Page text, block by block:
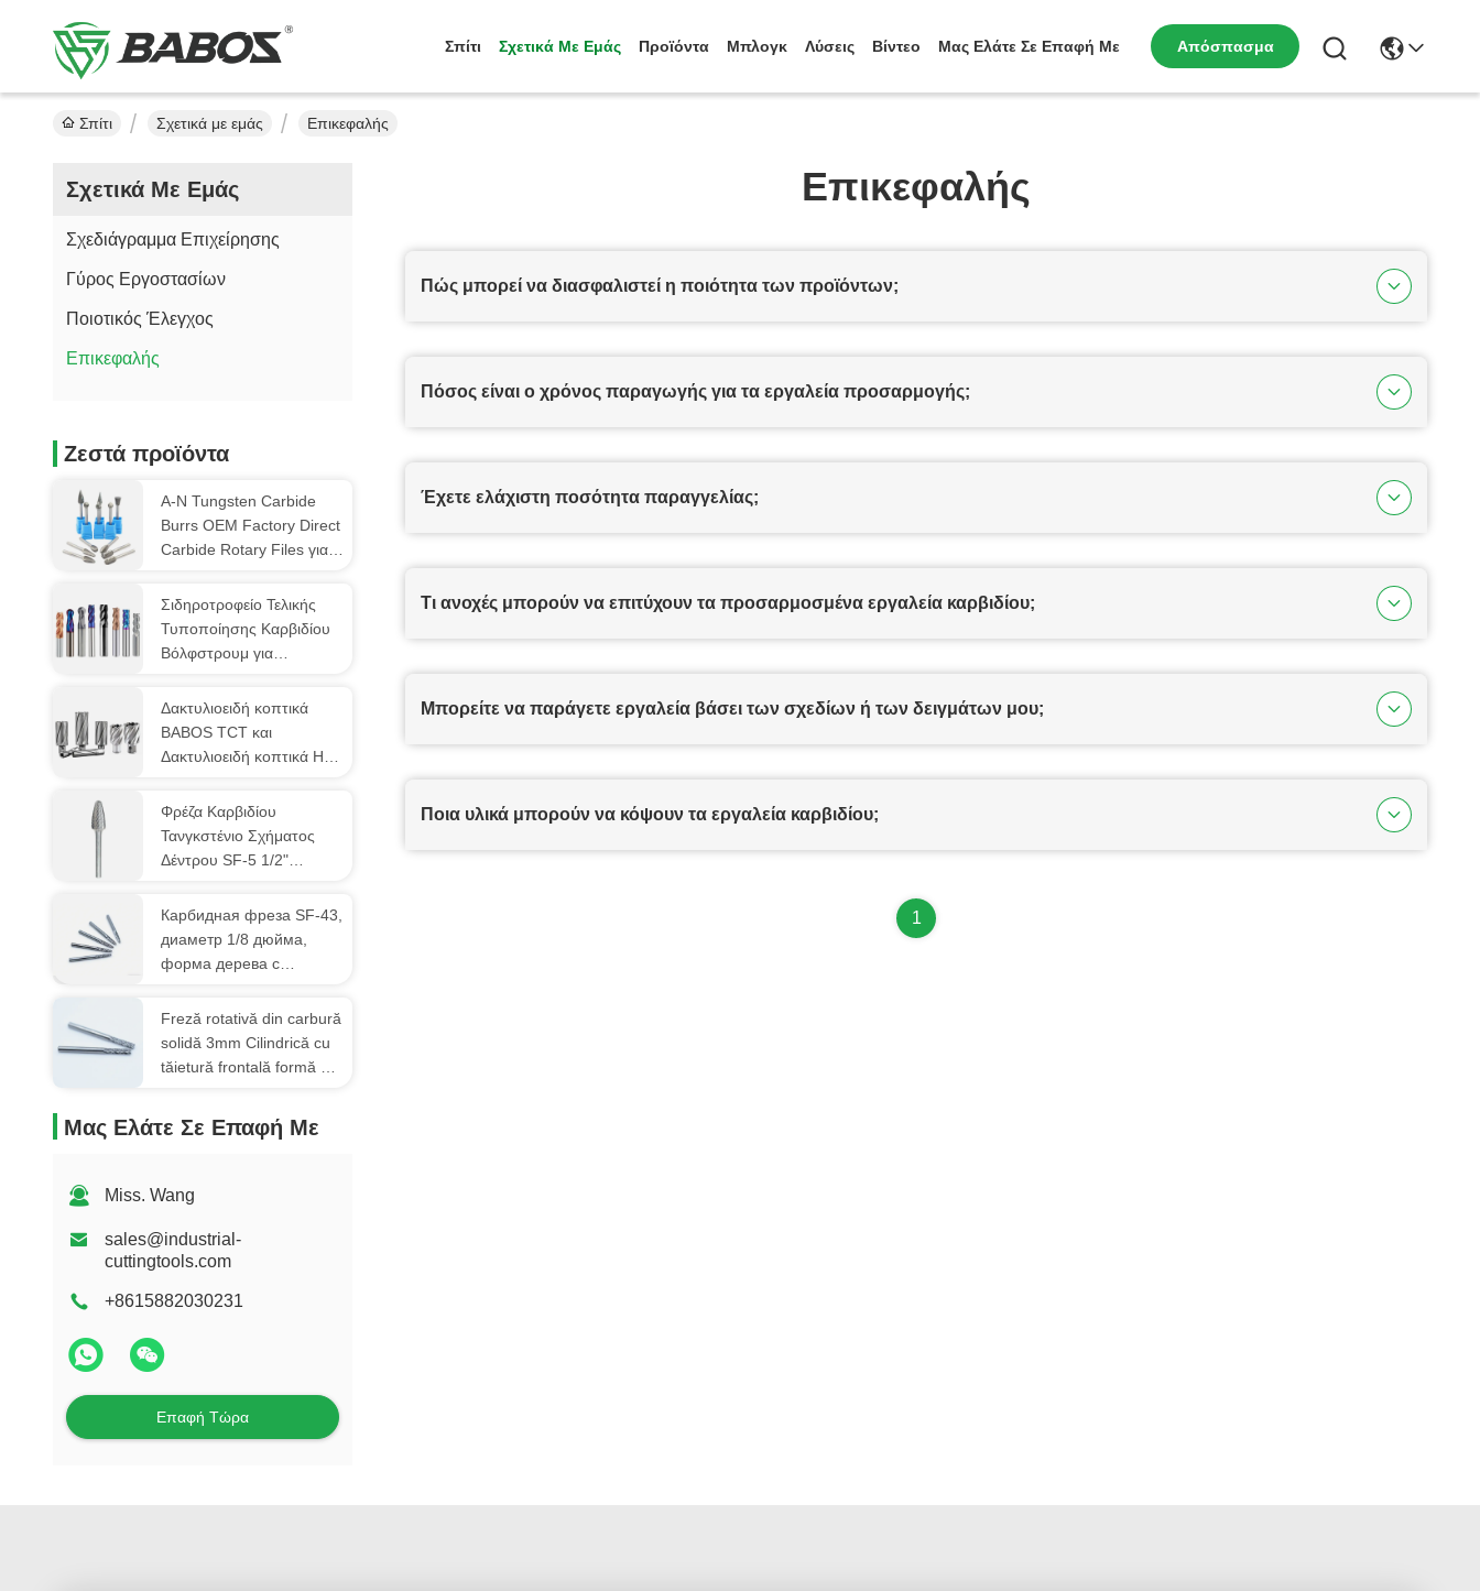
Σπίτι Σχετικά Με Εμάς Προϊόντα Μπλογκ Λύσεις Βίντεο Μας Ελάτε Σε Επαφή Με Απόσπασμα
Σπίτι Σχετικά με εμάς Επικεφαλής
Σχετικά Με Εμάς
Σχεδιάγραμμα Επιχείρησης
Γύρος Εργοστασίων
Ποιοτικός Έλεγχος
Επικεφαλής
Ζεστά προϊόντα
A-N Tungsten Carbide
Burrs OEM Factory Direct
Carbide Rotary Files για
MOQ
Σιδηροτροφείο Τελικής
Τυποποίησης Καρβιδίου
Βόλφστρουμ για
Χάλυβα Καρβονίου,
Χάλυβα Λωμένα, Χάλυβα
Ατσάλι, Χάλυβα Χάλυβα
Δακτυλιοειδή κοπτικά
BABOS TCT και
Δακτυλιοειδή κοπτικά HSS
αγορά
Φρέζα Καρβιδίου
Τανγκστένιο Σχήματος
Δέντρου SF-5 1/2"
Καρφιού σε 1/4" Διάμετρο
Карбидная фреза SF-43,
диаметр 1/8 дюйма,
форма дерева с
двойной рез для стали
Freză rotativă din carbură
solidă 3mm Cilindrică cu
tăietură frontală formă B
Μας Ελάτε Σε Επαφή Με
Miss. Wang
sales@industrial-
cuttingtools.com
+8615882030231
Επαφή Τώρα
Επικεφαλής
Πώς μπορεί να διασφαλιστεί η ποιότητα των προϊόντων;
Πόσος είναι ο χρόνος παραγωγής για τα εργαλεία προσαρμογής;
Έχετε ελάχιστη ποσότητα παραγγελίας;
Τι ανοχές μπορούν να επιτύχουν τα προσαρμοσμένα εργαλεία καρβιδίου;
Μπορείτε να παράγετε εργαλεία βάσει των σχεδίων ή των δειγμάτων μου;
Ποια υλικά μπορούν να κόψουν τα εργαλεία καρβιδίου;
1